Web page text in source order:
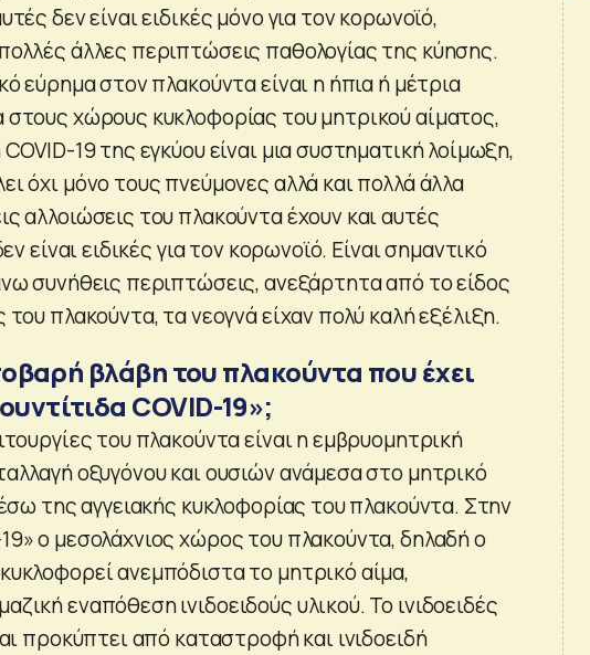
δεν είναι ειδικές μόνο για τον κορωνοϊό,
άλλες περιπτώσεις παθολογίας της κύησης.
εύρημα στον πλακούντα είναι η ήπια ή μέτρια
χώρους κυκλοφορίας του μητρικού αίματος,
19 της εγκύου είναι μια συστηματική λοίμωξη,
όχι μόνο τους πνεύμονες αλλά και πολλά άλλα
αλλοιώσεις του πλακούντα έχουν και αυτές
είναι ειδικές για τον κορωνοϊό. Είναι σημαντικό
συνήθεις περιπτώσεις, ανεξάρτητα από το είδος
του πλακούντα, τα νεογνά είχαν πολύ καλή εξέλιξη.
βλάβη του πλακούντα που έχει
COVID-19»;
του πλακούντα είναι η εμβρυομητρική
οξυγόνου και ουσιών ανάμεσα στο μητρικό
της αγγειακής κυκλοφορίας του πλακούντα. Στην
ο μεσολάχνιος χώρος του πλακούντα, δηλαδή ο
ανεμπόδιστα το μητρικό αίμα,
εναπόθεση ινιδοειδούς υλικού. Το ινιδοειδές
προκύπτει από καταστροφή και ινιδοειδή